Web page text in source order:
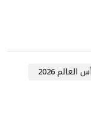
العالم 2026